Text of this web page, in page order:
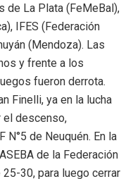
de La Plata (FeMeBal),
IFES (Federación
(Mendoza). Las
y frente a los
fueron derrota.
Finelli, ya en la lucha
el descenso,
N°5 de Neuquén. En la
de la Federación
30, para luego cerrar